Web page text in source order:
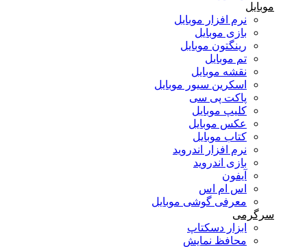
موبایل
نرم افزار موبایل
بازی موبایل
رینگتون موبایل
تم موبایل
نقشه موبایل
اسکرین سیور موبایل
پاکت پی سی
کلیپ موبایل
عکس موبایل
کتاب موبایل
نرم افزار اندروید
بازی اندروید
آیفون
اس ام اس
معرفی گوشی موبایل
سرگرمی
ابزار دسکتاپ
محافظ نمایش